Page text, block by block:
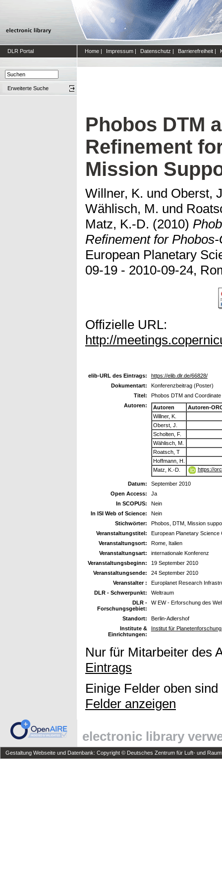
DLR Portal Home | Impressum | Datenschutz | Barrierefreiheit |
Erweiterte Suche
Phobos DTM
Refinement
Mission
Willner, K. und Oberst,
Wählisch, M. und
Matz, K.-D. (2010)
Refinement for
European Planetary
09-19 - 2010-09-24,
Offizielle URL:
http://
elib-URL des Eintrags:
https://elib.dlr.de/66828/
Dokumentart:
Konferenzbeitrag (Poster)
Titel:
Phobos DTM and
Autoren:
Autoren
Autoren-
Willner, K.
Oberst, J.
Scholten, F.
Wählisch, M.
Roatsch, T
Hoffmann, H.
Matz, K.-D.
https://
Datum:
September 2010
Open Access:
Ja
In SCOPUS:
Nein
In ISI Web of Science:
Nein
Stichwörter:
Phobos, DTM, Mission
Veranstaltungstitel:
European Planetary Science
Veranstaltungsort:
Rome, Italien
Veranstaltungsart:
internationale Konferenz
Veranstaltungsbeginn:
19 September 2010
Veranstaltungsende:
24 September 2010
Veranstalter :
Europlanet Research
DLR - Schwerpunkt:
Weltraum
DLR -
Forschungsgebiet:
W EW - Erforschung des
Standort:
Berlin-Adlershof
Institute &
Einrichtungen:
Institut für
Nur für Mitarbeiter des
Eintrags
Einige Felder oben
Felder anzeigen
electronic library
Gestaltung Webseite und Datenbank: Copyright © Deutsches Zentrum für Luft- und